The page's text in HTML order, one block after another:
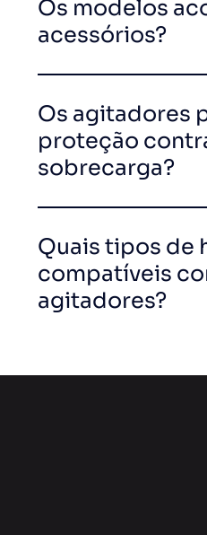
Os modelos
acessórios?
Os agitadores
proteção
sobrecarga?
Quais tipos de
compatíveis
agitadores?